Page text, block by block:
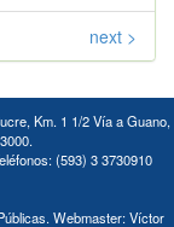
next >
Km. 1 1/2 Vía a Guano,
(593) 3 3730910
Webmaster: Víctor